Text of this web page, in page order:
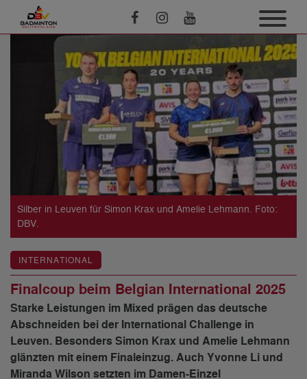
Silber in Leuven für Simon Krax und Amelie Lehmann. Foto:
DBV.
INTERNATIONAL
Finalcoup beim Belgian International 2025
Starke Leistungen im Mixed prägen das deutsche
Abschneiden bei der International Challenge in
Leuven. Besonders Simon Krax und Amelie Lehmann
glänzten mit einem Finaleinzug. Auch Yvonne Li und
Miranda Wilson setzten im Damen-Einzel